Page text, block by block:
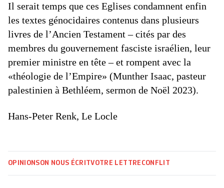
Il serait temps que ces Eglises condamnent enfin
les textes génocidaires contenus dans plusieurs
livres de l’Ancien Testament – cités par des
membres du gouvernement fasciste israélien, leur
premier ministre en tête – et rompent avec la
«théologie de l’Empire» (Munther Isaac, pasteur
palestinien à Bethléem, sermon de Noël 2023).
Hans-Peter Renk, Le Locle
OPINIONSON NOUS ÉCRITVOTRE LETTRE CONFLIT